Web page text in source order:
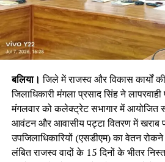
बलिया। जिले में राजस्व और विकास कार्यों की
जिलाधिकारी मंगला प्रसाद सिंह ने
मंगलवार को कलेक्ट्रेट सभागार में आयोजित
आवंटन और आवासीय पट्टा वितरण में खराब
उपजिलाधिकारियों (एसडीएम) का वेतन
लंबित राजस्व वादों के 15 दिनों के भीतर